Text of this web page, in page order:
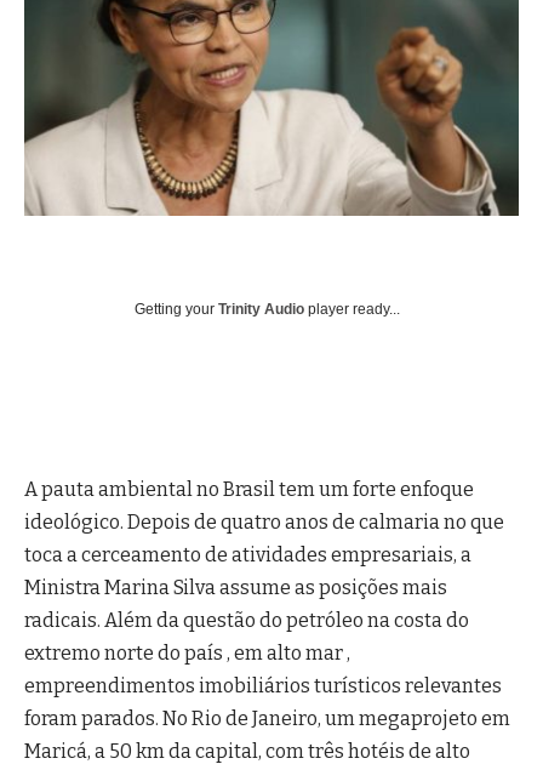
Getting your Trinity Audio player ready...
A pauta ambiental no Brasil tem um forte enfoque
ideológico. Depois de quatro anos de calmaria no que
toca a cerceamento de atividades empresariais, a
Ministra Marina Silva assume as posições mais
radicais. Além da questão do petróleo na costa do
extremo norte do país , em alto mar ,
empreendimentos imobiliários turísticos relevantes
foram parados. No Rio de Janeiro, um megaprojeto em
Maricá, a 50 km da capital, com três hotéis de alto